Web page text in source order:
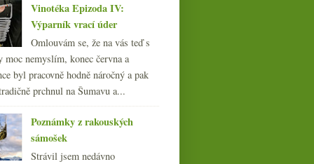
Vinotéka Epizoda IV:
Výparník vrací úder
Omlouvám se, že na vás teď s
moc nemyslím, konec června a
byl pracovně hodně náročný a pak
prchnul na Šumavu a...
Poznámky z rakouských
sámošek
Strávil jsem nedávno